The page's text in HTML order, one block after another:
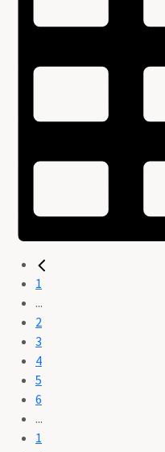
1
...
2
3
4
5
6
...
1